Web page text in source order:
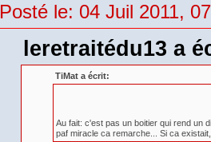
Posté le: 04 Juil 2011,
leretraitédu13 a
TiMat a écrit:
Au fait: c'est pas un boitier qui rend un
paf miracle ca remarche... Si ca